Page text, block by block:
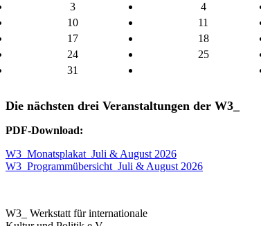
3
4
10
11
17
18
24
25
31
Die nächsten drei Veranstaltungen der W3_
PDF-Download:
W3_Monatsplakat_Juli & August 2026
W3_Programmübersicht_Juli & August 2026
W3_ Werkstatt für internationale